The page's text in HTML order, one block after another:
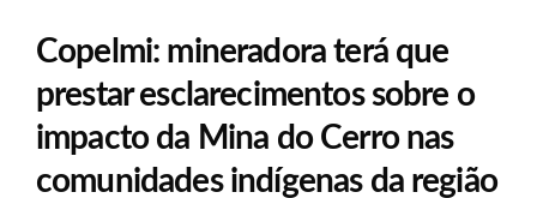
Copelmi: mineradora terá que
prestar esclarecimentos sobre o
impacto da Mina do Cerro nas
comunidades indígenas da região